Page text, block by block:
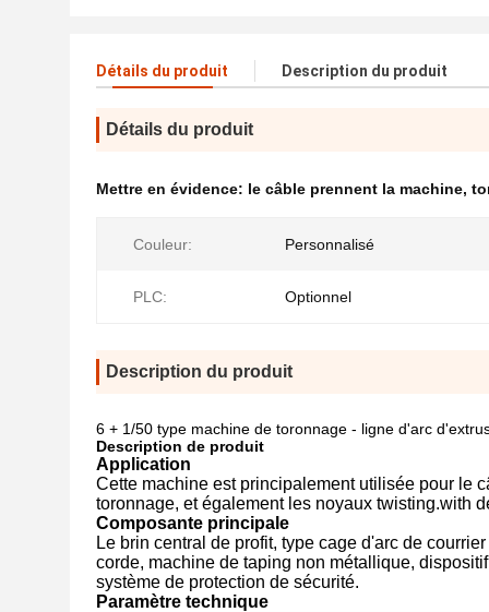
Détails du produit Description du produit
Détails du produit
Mettre en évidence: le câble prennent la machine,
Couleur: Personnalisé
PLC: Optionnel
Description du produit
6 + 1/50 type machine de toronnage - ligne d'arc
Description de produit
Application
Cette machine est principalement utilisée pour le
toronnage, et également les noyaux twisting.with
Composante principale
Le brin central de profit, type cage d'arc de
corde, machine de taping non métallique,
système de protection de sécurité.
Paramètre technique